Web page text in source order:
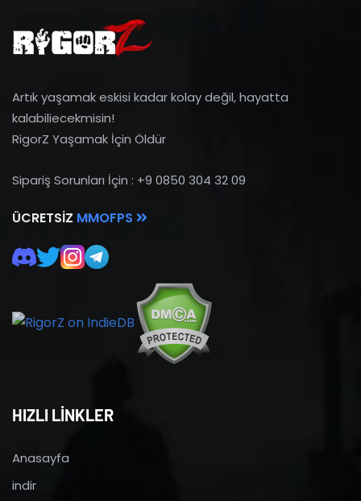
Artık yaşamak eskisi kadar kolay değil, hayatta
kalabiliecekmisin!
RigorZ Yaşamak İçin Öldür
Sipariş Sorunları İçin : +9 0850 304 32 09
ÜCRETSIZ MMOFPS
HIZLI LİNKLER
Anasayfa
indir